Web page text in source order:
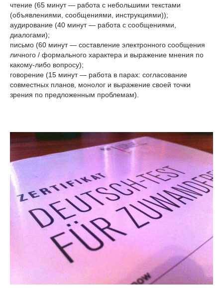
чтение (65 минут — работа с небольшими текстами
(объявлениями, сообщениями, инструкциями));
аудирование (40 минут — работа с сообщениями,
диалогами);
письмо (60 минут — составление электронного сообщения
личного / формального характера и выражение мнения по
какому-либо вопросу);
говорение (15 минут — работа в парах: согласование
совместных планов, монолог и выражение своей точки
зрения по предложенным проблемам).